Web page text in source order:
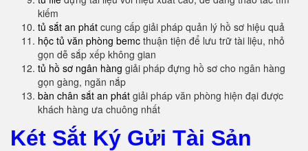
kiếm
tủ sắt an phát cung cấp giải pháp quản lý hồ sơ hiệu quả
hộc tủ văn phòng bemc thuận tiện để lưu trữ tài liệu, nhỏ
gọn dễ sắp xếp không gian
tủ hồ sơ ngân hàng giải pháp đựng hồ sơ cho ngân hàng
gọn gàng, ngăn nắp
bàn chân sắt an phát giải pháp văn phòng hiện đại được
khách hàng ưa chuông nhất
Két Sắt Ký Gửi Tài Sản